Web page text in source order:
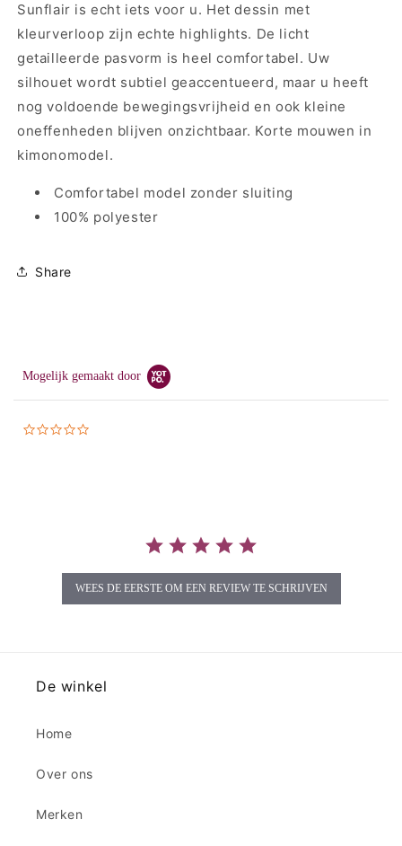
Sunflair is echt iets voor u. Het dessin met
kleurverloop zijn echte highlights. De licht
getailleerde pasvorm is heel comfortabel. Uw
silhouet wordt subtiel geaccentueerd, maar u heeft
nog voldoende bewegingsvrijheid en ook kleine
oneffenheden blijven onzichtbaar. Korte mouwen in
kimonomodel.
Comfortabel model zonder sluiting
100% polyester
Share
Mogelijk gemaakt door
WEES DE EERSTE OM EEN REVIEW TE SCHRIJVEN
De winkel
Home
Over ons
Merken